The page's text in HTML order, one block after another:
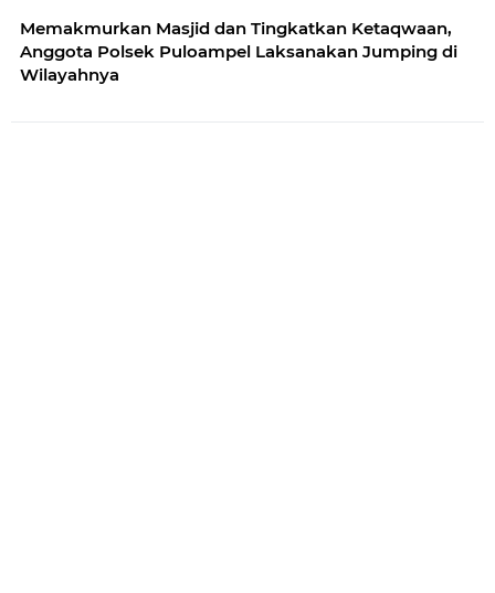
Memakmurkan Masjid dan Tingkatkan Ketaqwaan,
Anggota Polsek Puloampel Laksanakan Jumping di
Wilayahnya